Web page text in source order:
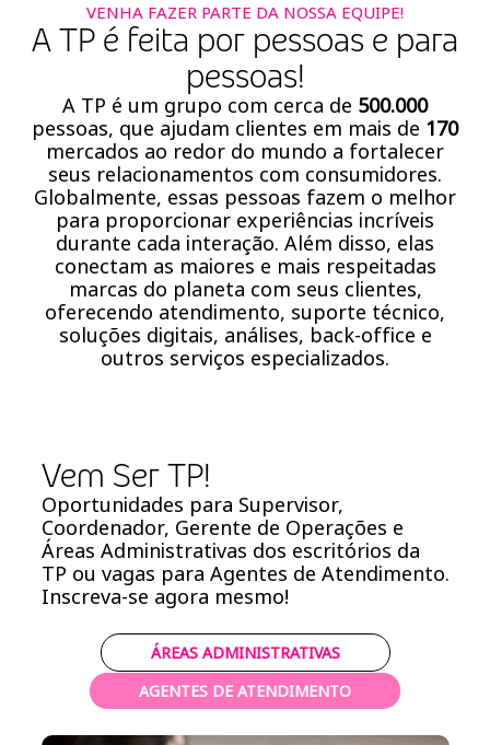
VENHA FAZER PARTE DA NOSSA EQUIPE!
A TP é feita por pessoas e para
pessoas!
A TP é um grupo com cerca de 500.000
pessoas, que ajudam clientes em mais de 170
mercados ao redor do mundo a fortalecer
seus relacionamentos com consumidores.
Globalmente, essas pessoas fazem o melhor
para proporcionar experiências incríveis
durante cada interação. Além disso, elas
conectam as maiores e mais respeitadas
marcas do planeta com seus clientes,
oferecendo atendimento, suporte técnico,
soluções digitais, análises, back-office e
outros serviços especializados.
Vem Ser TP!
Oportunidades para Supervisor,
Coordenador, Gerente de Operações e
Áreas Administrativas dos escritórios da
TP ou vagas para Agentes de Atendimento.
Inscreva-se agora mesmo!
ÁREAS ADMINISTRATIVAS
AGENTES DE ATENDIMENTO